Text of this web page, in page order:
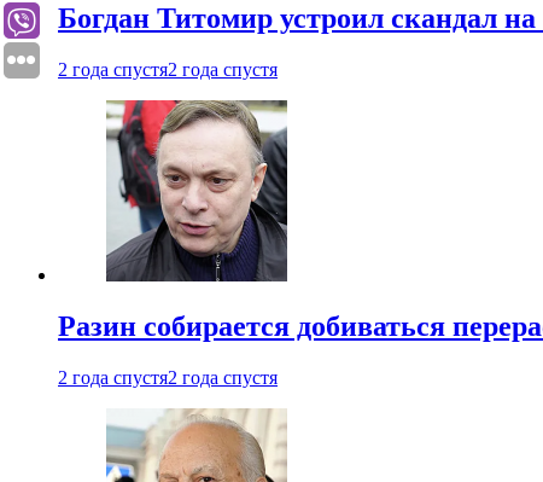
Богдан Титомир устроил скандал
2 года спустя2 года спустя
Разин собирается добиваться
2 года спустя2 года спустя